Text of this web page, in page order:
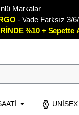
Markalar
- Vade Farksız 3/
%10 + Sepette